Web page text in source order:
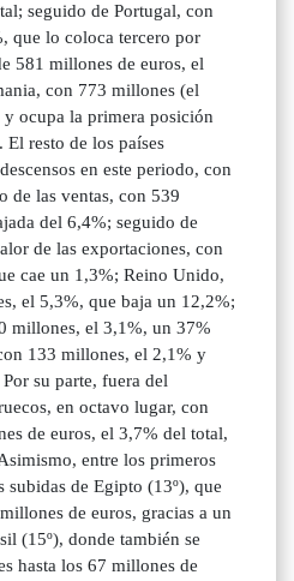
seguido de Portugal, con
que lo coloca tercero por
581 millones de euros, el
con 773 millones (el
ocupa la primera posición
resto de los países
en este periodo, con
de las ventas, con 539
del 6,4%; seguido de
de las exportaciones, con
cae un 1,3%; Reino Unido,
el 5,3%, que baja un 12,2%;
millones, el 3,1%, un 37%
133 millones, el 2,1% y
su parte, fuera del
en octavo lugar, con
de euros, el 3,7% del total,
entre los primeros
subidas de Egipto (13º), que
de euros, gracias a un
(15º), donde también se
hasta los 67 millones de